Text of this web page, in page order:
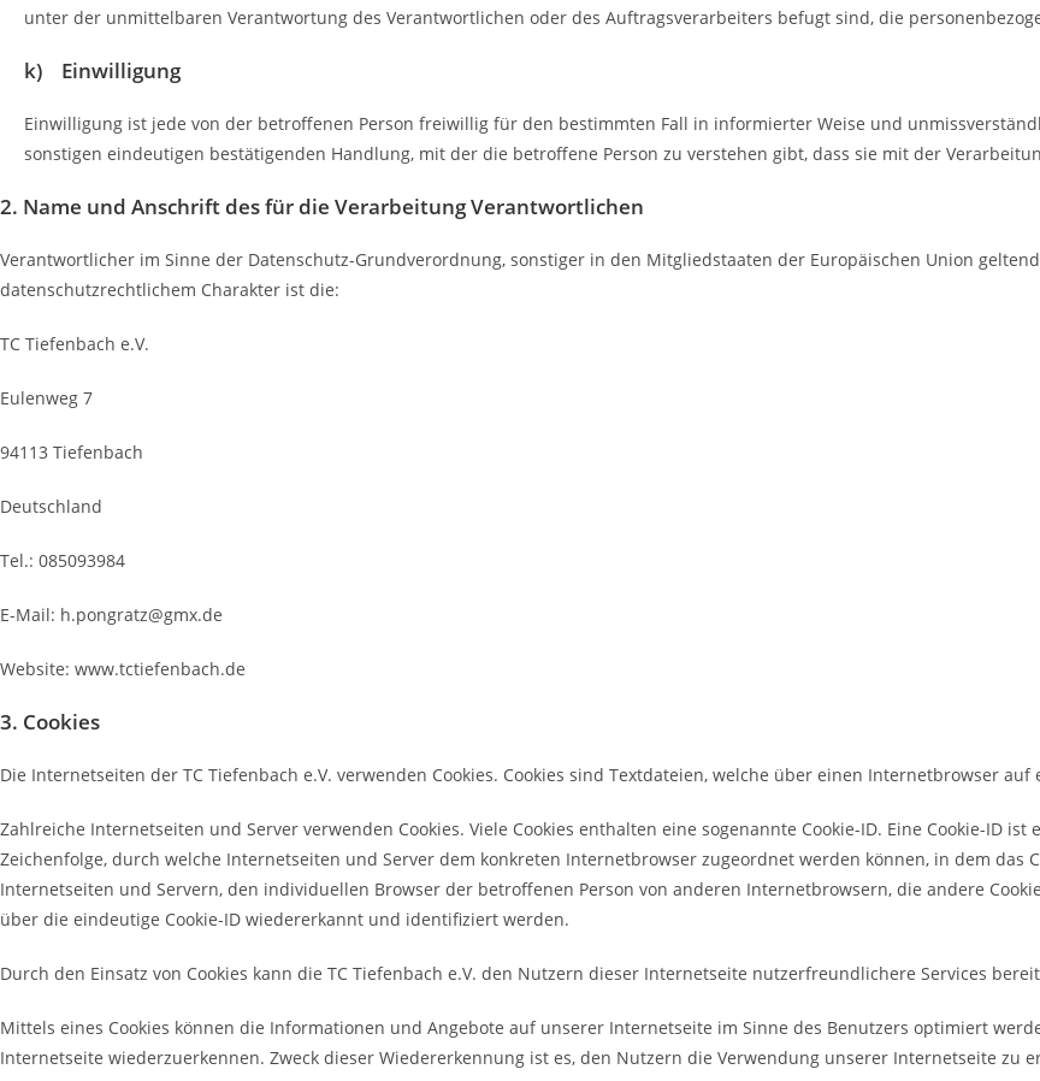
unter der unmittelbaren Verantwortung des Verantwortlichen oder des Auftragsverarbeiters befugt sind, die
k) Einwilligung
Einwilligung ist jede von der betroffenen Person freiwillig für den bestimmten Fall in informierter Weise und
sonstigen eindeutigen bestätigenden Handlung, mit der die betroffene Person zu verstehen gibt, dass sie mit der
2. Name und Anschrift des für die Verarbeitung Verantwortlichen
Verantwortlicher im Sinne der Datenschutz-Grundverordnung, sonstiger in den Mitgliedstaaten der Europäischen Union
datenschutzrechtlichem Charakter ist die:
TC Tiefenbach e.V.
Eulenweg 7
94113 Tiefenbach
Deutschland
Tel.: 085093984
E-Mail: h.pongratz@gmx.de
Website: www.tctiefenbach.de
3. Cookies
Die Internetseiten der TC Tiefenbach e.V. verwenden Cookies. Cookies sind Textdateien, welche über einen Internetbrowser
Zahlreiche Internetseiten und Server verwenden Cookies. Viele Cookies enthalten eine sogenannte Cookie-ID. Eine Cookie-ID
Zeichenfolge, durch welche Internetseiten und Server dem konkreten Internetbrowser zugeordnet werden können, in dem das
Internetseiten und Servern, den individuellen Browser der betroffenen Person von anderen Internetbrowsern, die andere
über die eindeutige Cookie-ID wiedererkannt und identifiziert werden.
Durch den Einsatz von Cookies kann die TC Tiefenbach e.V. den Nutzern dieser Internetseite nutzerfreundlichere Services
Mittels eines Cookies können die Informationen und Angebote auf unserer Internetseite im Sinne des Benutzers optimiert
Internetseite wiederzuerkennen. Zweck dieser Wiedererkennung ist es, den Nutzern die Verwendung unserer Internetseite zu